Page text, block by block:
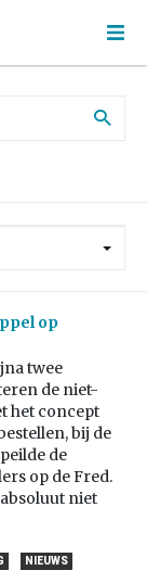
op
twee
de niet-
het concept
bij de
de
op de Fred.
niet
NIEUWS